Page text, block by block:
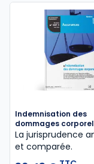
Indemnisation des
dommages
La jurisprudence
et comparée.